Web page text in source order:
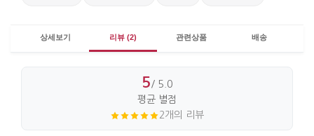
상세보기 리뷰 (2) 관련상품 배송
5/ 5.0
평균 별점
2개의 리뷰